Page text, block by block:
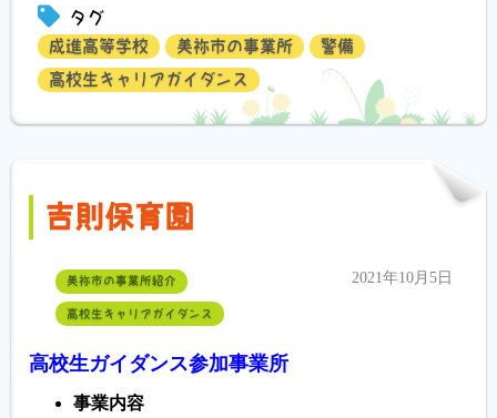
タグ
成進高等学校 美祢市の事業所
警備
高校生キャリアガイダンス
吉則保育園
美祢市の事業所紹介
高校生キャリアガイダンス
2021年10月5日
高校生ガイダンス参加事業所
事業内容